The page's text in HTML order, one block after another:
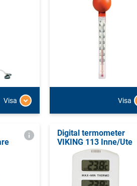
Visa Visa
Digital termometer
VIKING 113 Inne/Ute